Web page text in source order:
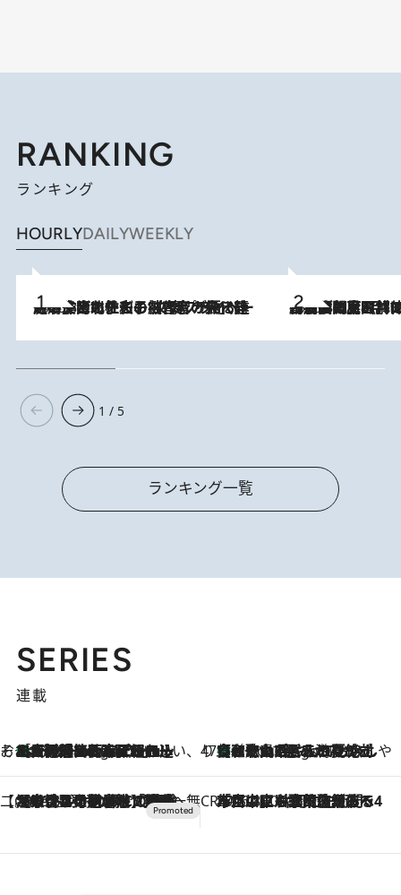
RANKING
ランキング
HOURLYDAILYWEEKLY
2026.8.3
《「文士の子ども被害者の会」発足！》阿川佐和子（72）が語る遠藤周作に北杜夫、劇作家・矢代静一の子どもたちの“文豪プライベート事件簿” 2026.8.8
「最後に見られてよかった」上野動物園の東園パンダ舎が解体前に特別公開。8月16日まで延長されたパネル展と共に辿る“半世紀”のパンダ飼育《解体工事の図面あり》
1 / 5
ランキング一覧
SERIES
連載
そおだよおこの関西おいしい、おやつ紀行4 Hours Ago
［大阪府箕面市］一皿一皿目の前で仕上げられる、料理を巧みに組み込んだアシェットデセールコース「ミチル アシェット デセール（Michiru assiette dessert）」 47都道府県の手みやげ ひんやりスイーツで夏を満喫
4 Hours Ago
【和歌山県】この夏絶対食べたい 冷やしておいしいおやつ3選 みかんがごろっと丸ごと入ったジュレ
【CREA×星野リゾート】唯一無二。癒しと発見が待つ場所へ
2026.8.7
【トンボの足水浴】ヒノキの香りに包まれて涼感マックス！約13℃の湧水かけ流しを避暑地「星野温泉 トンボの湯」で体験 CREA'S CHOICE
2026.8.7
「立川にも歌舞伎があるんだよ」 片岡仁左衛門・市川中車ら豪華座組みで4年目の立川立飛歌舞伎へ